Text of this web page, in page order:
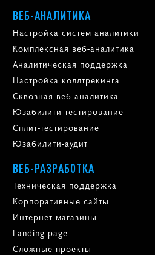
ВЕБ-АНАЛИТИКА
Настройка систем аналитики
Комплексная веб-аналитика
Аналитическая поддержка
Настройка коллтрекинга
Сквозная веб-аналитика
Юзабилити-тестирование
Сплит-тестирование
Юзабилити-аудит
ВЕБ-РАЗРАБОТКА
Техническая поддержка
Корпоративные сайты
Интернет-магазины
Landing page
Сложные проекты